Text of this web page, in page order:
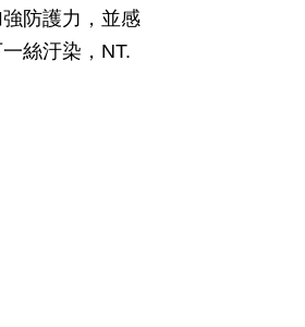
防護力，並感
絲汙染，NT.